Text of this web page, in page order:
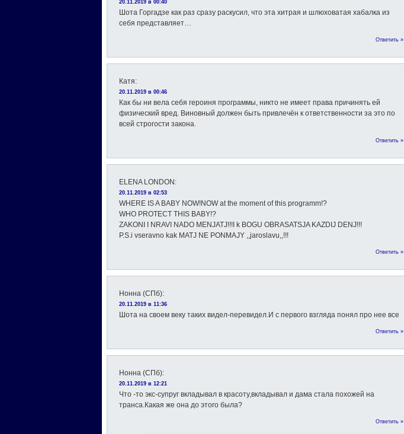
20.11.2019 в 00:40
Шота Горгадзе как раз сразу раскусил, что эта хитрая и шлюховатая хабалка из
себя представляет…
Ответить »
Катя:
20.11.2019 в 00:46
Как бы ни вела себя героиня программы, никто не имеет права причинять ей
физический вред. Виновный должен быть привлечён к ответственности за это по
всей строгости закона.
Ответить »
ELENA LONDON :
20.11.2019 в 02:53
WHERE IS A BABY NOW!NOW at the moment of this programm!?
WHO PROTECT THIS BABY!?
ZAKONI I NRAVI NADO MENJATJ!!!I k BOGU OBRASATSJA KAZDIJ DENJ!!!
P.S.i vseravno kak MATJ NE PONMAJY ,,jaroslavu,,!!!
Ответить »
Нонна (СПб):
20.11.2019 в 11:36
Шота на своем веку таких видел-перевидел.И с первого взгляда понял про нее все
Ответить »
Нонна (СПб):
20.11.2019 в 12:21
Что -то экс-супруг вкладывал в красоту,вкладывал и дама стала похожей на
транса.Какая же она до этого была?
Ответить »